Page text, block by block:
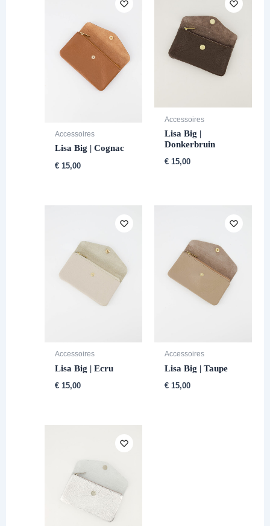
Accessoires
Lisa Big | Cognac
€ 15,00
Accessoires
Lisa Big |
Donkerbruin
€ 15,00
Accessoires
Lisa Big | Ecru
€ 15,00
Accessoires
Lisa Big | Taupe
€ 15,00